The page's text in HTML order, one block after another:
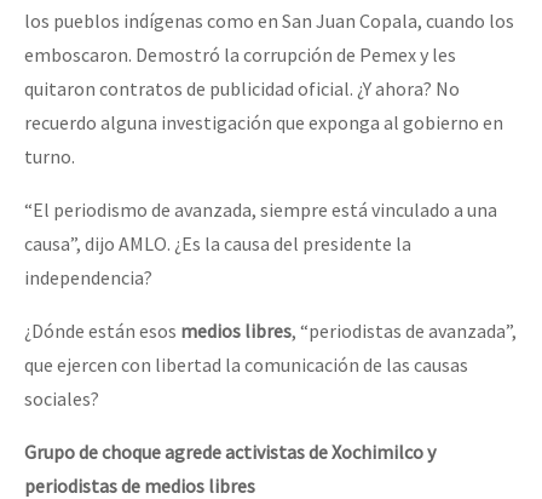
los pueblos indígenas como en San Juan Copala, cuando los
emboscaron. Demostró la corrupción de Pemex y les
quitaron contratos de publicidad oficial. ¿Y ahora? No
recuerdo alguna investigación que exponga al gobierno en
turno.
“El periodismo de avanzada, siempre está vinculado a una
causa”, dijo AMLO. ¿Es la causa del presidente la
independencia?
¿Dónde están esos medios libres, “periodistas de avanzada”,
que ejercen con libertad la comunicación de las causas
sociales?
Grupo de choque agrede activistas de Xochimilco y
periodistas de medios libres